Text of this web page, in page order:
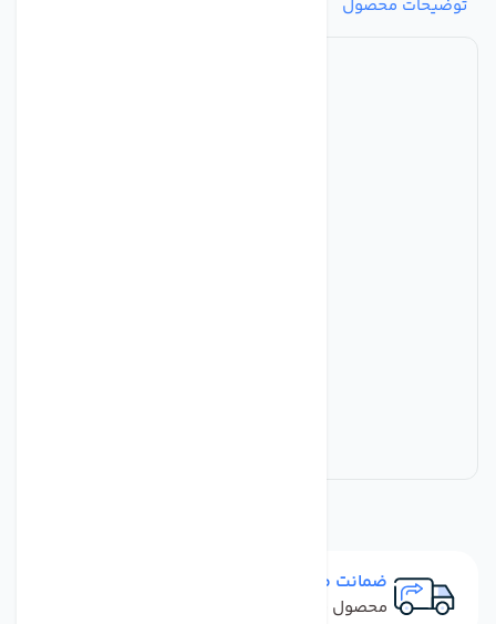
توضیحات محصول
ضمانت مرجوعی
محصول نباید آسیب دیده باشد